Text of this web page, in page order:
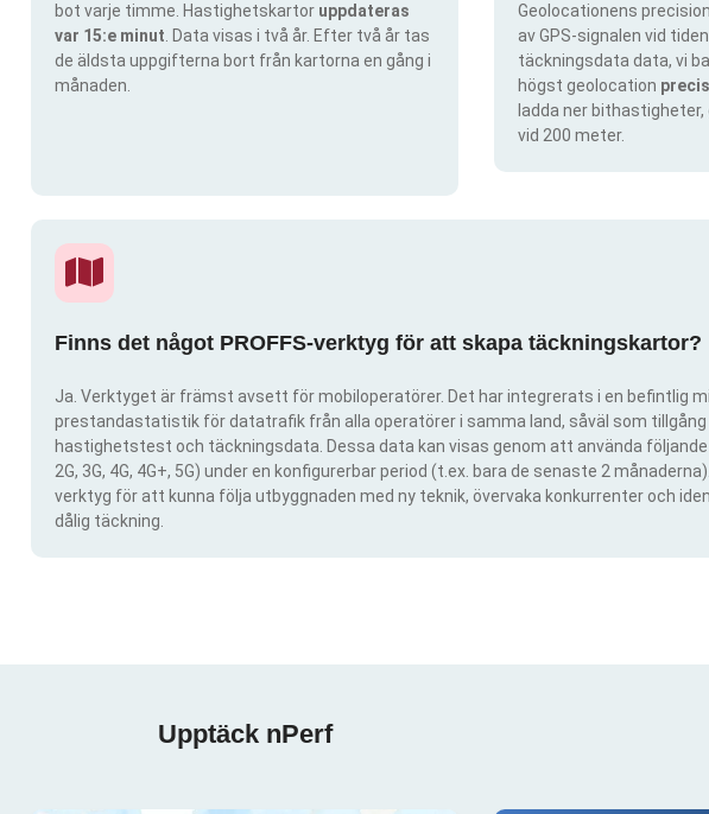
bot varje timme. Hastighetskartor uppdateras
var 15:e minut . Data visas i två år. Efter två år tas
de äldsta uppgifterna bort från kartorna en gång i
månaden.
Geolocationens
av GPS-signalen vid
täckningsdata data, vi
högst geolocation
ladda ner
vid 200 meter.
Finns det något PROFFS-verktyg för att skapa täckningskartor?
Ja. Verktyget är främst avsett för mobiloperatörer. Det har integrerats i en befintlig
prestandastatistik för datatrafik från alla operatörer i samma land, såväl som
hastighetstest och täckningsdata. Dessa data kan visas genom att använda
2G, 3G, 4G, 4G+, 5G) under en konfigurerbar period (t.ex. bara de senaste 2
verktyg för att kunna följa utbyggnaden med ny teknik, övervaka konkurrenter och
dålig täckning.
Upptäck nPerf